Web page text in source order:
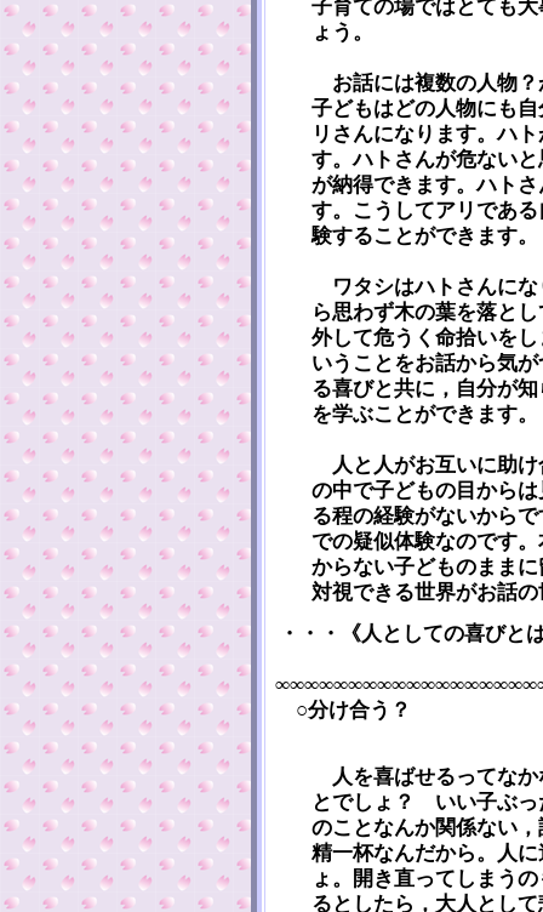
子育ての場ではとても
ょう。
お話には複数の人物？
子どもはどの人物にも
リさんになります。ハ
す。ハトさんが危ない
が納得できます。ハト
す。こうしてアリであ
験することができます。
ワタシはハトさんにな
ら思わず木の葉を落と
外して危うく命拾いを
いうことをお話から気
る喜びと共に，自分が
を学ぶことができます。
人と人がお互いに助け
の中で子どもの目から
る程の経験がないから
での疑似体験なのです
からない子どものまま
対視できる世界がお話
・・・《人としての喜びと
○分け合う？
人を喜ばせるってなか
とでしょ？ いい子ぶっ
のことなんか関係ない
精一杯なんだから。人
ょ。開き直ってしまう
るとしたら，大人とし